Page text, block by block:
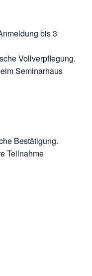
bis 3
Vollverpflegung.
Seminarhaus
Bestätigung.
Teilnahme